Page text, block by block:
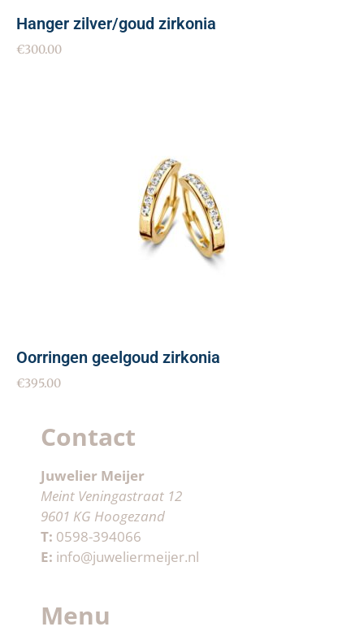
Hanger zilver/goud zirkonia
€300.00
Oorringen geelgoud zirkonia
€395.00
Contact
Juwelier Meijer
Meint Veningastraat 12
9601 KG Hoogezand
T: 0598-394066
E: info@juweliermeijer.nl
Menu